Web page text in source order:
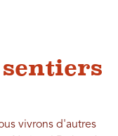
vivrons d'autres